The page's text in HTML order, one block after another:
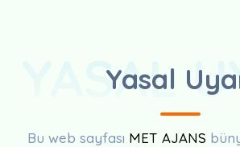
Yasal
YASAL
Bu web sayfası MET AJANS